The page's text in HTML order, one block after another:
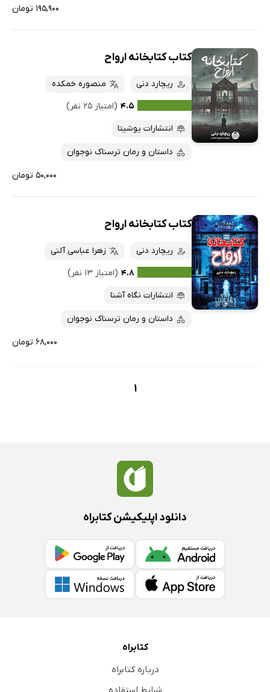
۱۹۵,۹۰۰ تومان
کتاب کتابخانه ارواح
ریچارد دنی
منصوره خمکده
۴.۵ (امتیاز ۲۵ نفر)
انتشارات یوشیتا
داستان و رمان ترسناک نوجوان
۵۰,۰۰۰ تومان
کتاب کتابخانه ارواح
ریچارد دنی
زهرا عباسی آلنی
۴.۸ (امتیاز ۱۳ نفر)
انتشارات نگاه آشنا
داستان و رمان ترسناک نوجوان
۶۸,۰۰۰ تومان
1
دانلود اپلیکیشن کتابراه
کتابراه
درباره کتابراه